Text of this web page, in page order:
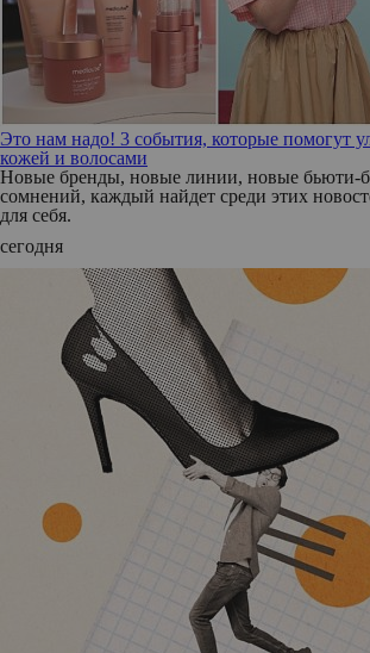
Это нам надо! 3 события, которые помогут
кожей и волосами
Новые бренды, новые линии, новые бьюти-
сомнений, каждый найдет среди этих
для себя.
сегодня